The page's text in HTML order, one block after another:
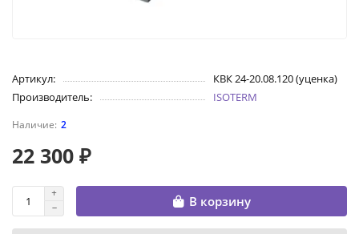
Артикул:
КВК 24-20.08.120 (уценка)
Производитель:
ISOTERM
2
22 300 ₽
В корзину